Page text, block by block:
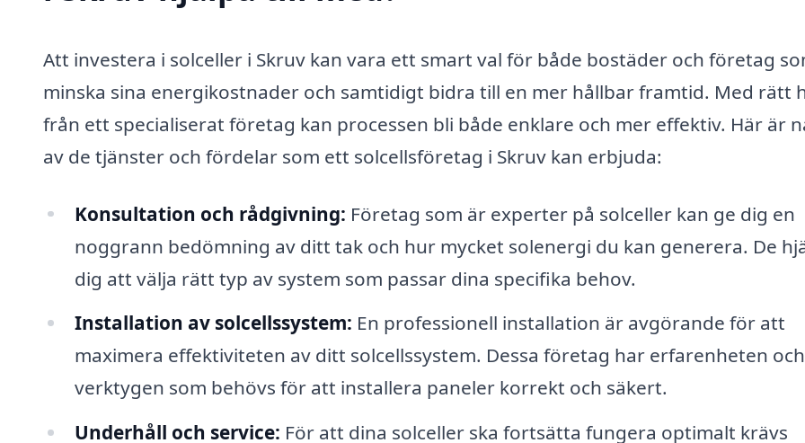
Att investera i solceller i Skruv kan vara ett smart val för både bostäder och företag
minska sina energikostnader och samtidigt bidra till en mer hållbar framtid. Med rätt
från ett specialiserat företag kan processen bli både enklare och mer effektiv. Här är
av de tjänster och fördelar som ett solcellsföretag i Skruv kan erbjuda:
Konsultation och rådgivning: Företag som är experter på solceller kan ge dig en
noggrann bedömning av ditt tak och hur mycket solenergi du kan generera. De
dig att välja rätt typ av system som passar dina specifika behov.
Installation av solcellssystem: En professionell installation är avgörande för att
maximera effektiviteten av ditt solcellssystem. Dessa företag har erfarenheten och
verktygen som behövs för att installera paneler korrekt och säkert.
Underhåll och service: För att dina solceller ska fortsätta fungera optimalt krävs